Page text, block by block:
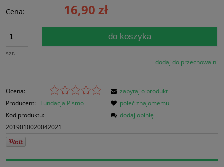
Cena: 16,90 zł
szt.
do koszyka
dodaj do przechowalni
Ocena:
Producent:
Fundacja Pismo
Kod produktu:
2019010020042021
zapytaj o produkt
poleć znajomemu
dodaj opinię